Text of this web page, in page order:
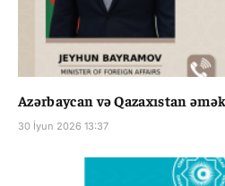
Azərbaycan və Qazaxıstan
30 İyun 2026 13:37